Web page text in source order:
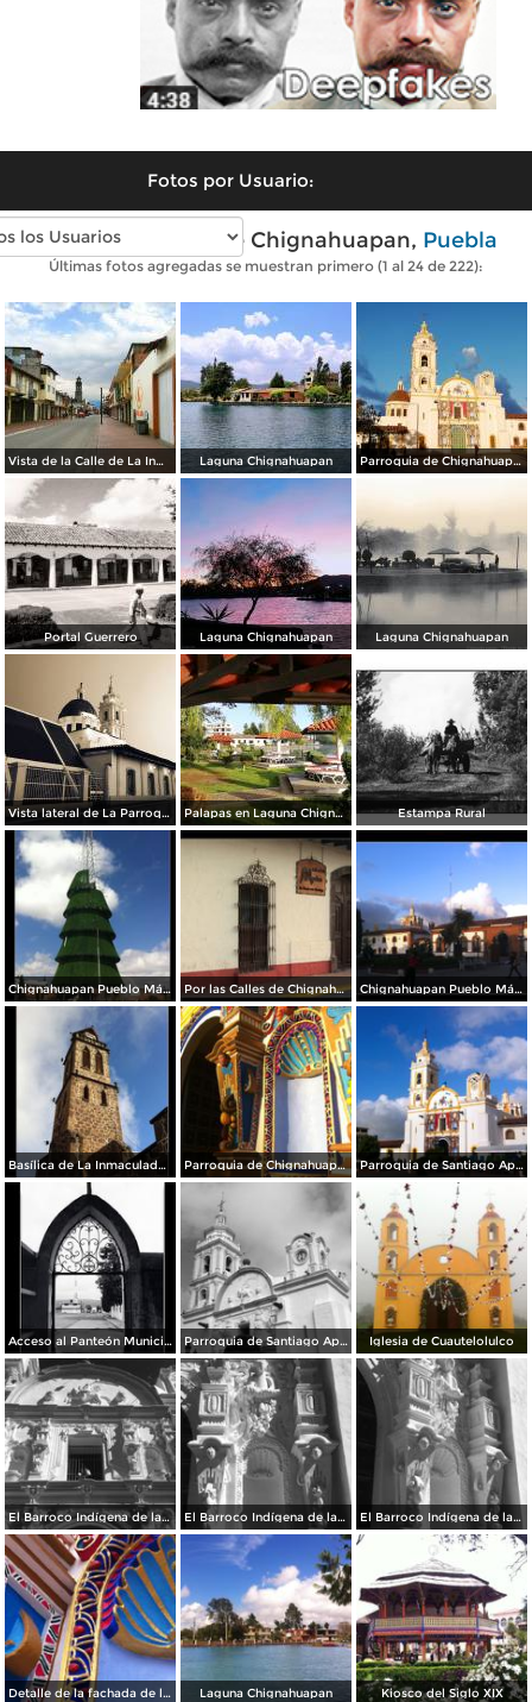
Fotos por Usuario:
Fotos modernas de Chignahuapan, Puebla
Últimas fotos agregadas se muestran primero (1 al 24 de 222):
Vista de la Calle de La Inmaculada en Semana Santa 2020. Laguna Chignahuapan Parroquia de Chignahuapan
Portal Guerrero Laguna Chignahuapan Laguna Chignahuapan
Vista lateral de La Parroquia Palapas en Laguna Chignahuapan Estampa Rural
Chignahuapan Pueblo Mágico Por las Calles de Chignahuapan Chignahuapan Pueblo Mágico
Basílica de La Inmaculada Concepción. Parroquia de Chignahuapan. Parroquia de Santiago Apóstol
Acceso al Panteón Municipal Parroquia de Santiago Apóstol. Zócalo de la ciudad. Iglesia de Cuautelolulco
El Barroco Indígena de la Parroquia El Barroco Indígena de la Parroquia de Chignahuapan. El Barroco Indígena de la Parrroquia de Chignahuapan.
Detalle de la fachada de la Parroquia de Chignahuapan Laguna Chignahuapan Kiosco del Siglo XIX